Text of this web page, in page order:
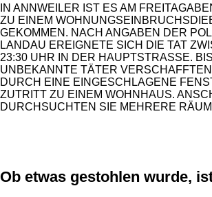
IN ANNWEILER IST ES AM
ZU EINEM
GEKOMMEN. NACH ANGABEN DER
LANDAU EREIGNETE SICH DIE TAT
23:30 UHR IN DER HAUPTSTRASSE.
NBEKANNTE TÄTER VERSCHAFFTEN
URCH EINE EINGESCHLAGENE
UTRITT ZU EINEM WOHNHAUS.
RCHSUCHTEN SIE MEHRERE RÄUME.
Ob etwas gestohlen wurde,